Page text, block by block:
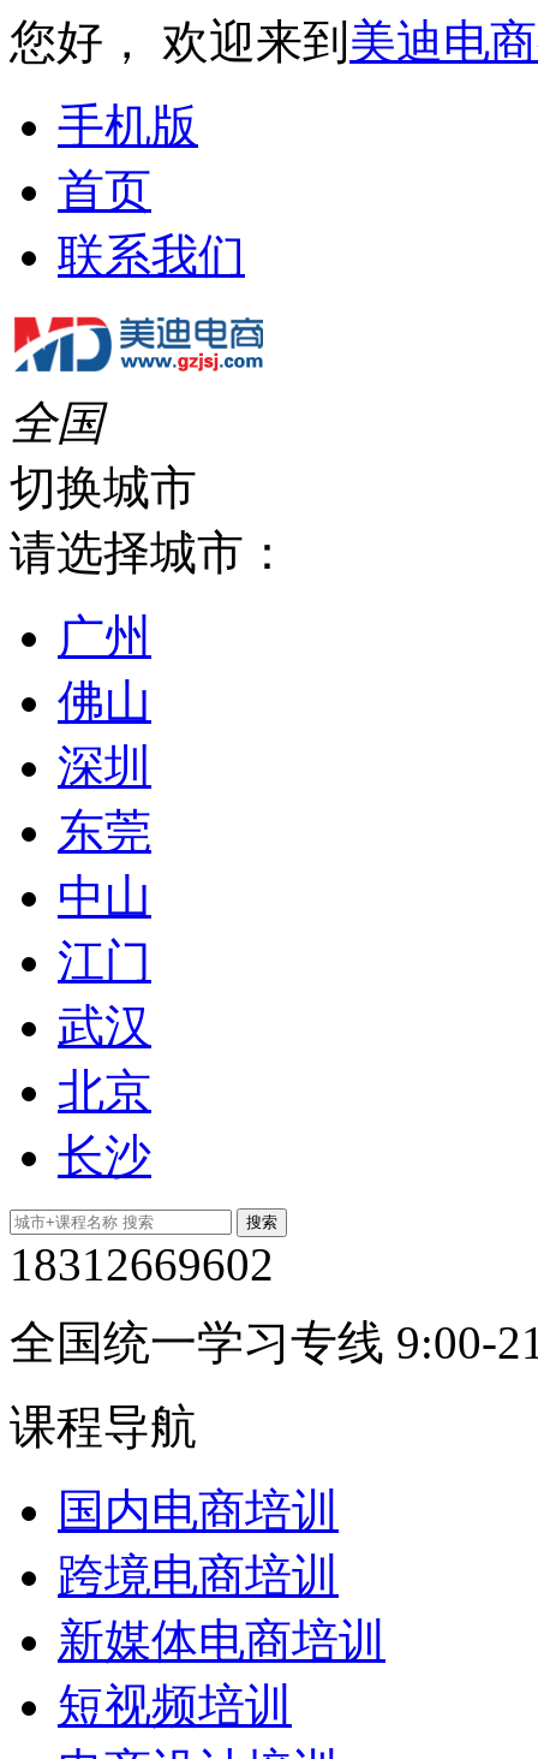
您好， 欢迎来到 美迪电
手机版
首页
联系我们
全国
切换城市
请选择城市：
广州
佛山
深圳
东莞
中山
江门
武汉
北京
长沙
18312669602
全国统一学习专线 9:00-
课程导航
国内电商培训
跨境电商培训
新媒体电商培训
短视频培训